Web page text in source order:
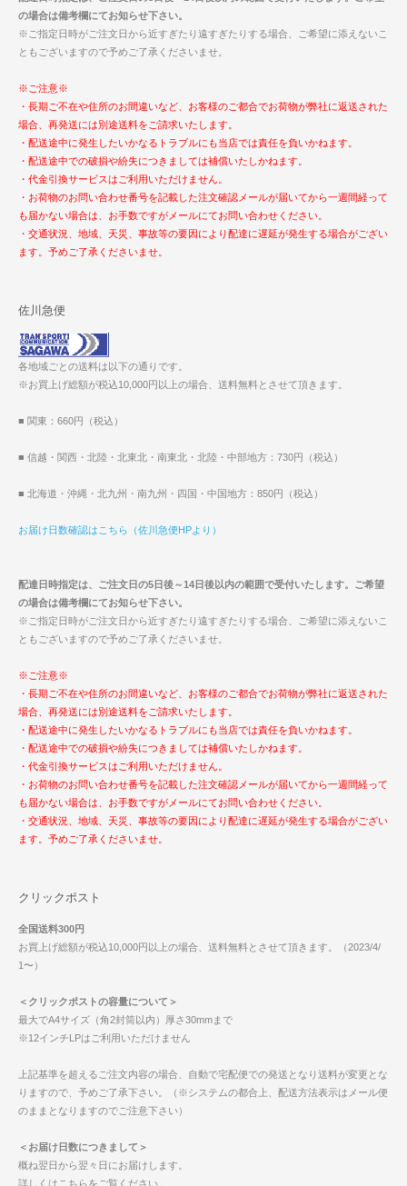
の場合は備考欄にてお知らせ下さい。
※ご指定日時がご注文日から近すぎたり遠すぎたりする場合、ご希望に添えないこ
ともございますので予めご了承くださいませ。
※ご注意※
・長期ご不在や住所のお間違いなど、お客様のご都合でお荷物が弊社に返送された
場合、再発送には別途送料をご請求いたします。
・配送途中に発生したいかなるトラブルにも当店では責任を負いかねます。
・配送途中での破損や紛失につきましては補償いたしかねます。
・代金引換サービスはご利用いただけません。
・お荷物のお問い合わせ番号を記載した注文確認メールが届いてから一週間経って
も届かない場合は、お手数ですがメールにてお問い合わせください。
・交通状況、地域、天災、事故等の要因により配達に遅延が発生する場合がござい
ます。予めご了承くださいませ。
佐川急便
各地域ごとの送料は以下の通りです。
※お買上げ総額が税込10,000円以上の場合、送料無料とさせて頂きます。
■ 関東：660円（税込）
■ 信越・関西・北陸・北東北・南東北・北陸・中部地方：730円（税込）
■ 北海道・沖縄・北九州・南九州・四国・中国地方：850円（税込）
お届け日数確認はこちら（佐川急便HPより）
配達日時指定は、ご注文日の5日後～14日後以内の範囲で受付いたします。ご希望
の場合は備考欄にてお知らせ下さい。
※ご指定日時がご注文日から近すぎたり遠すぎたりする場合、ご希望に添えないこ
ともございますので予めご了承くださいませ。
※ご注意※
・長期ご不在や住所のお間違いなど、お客様のご都合でお荷物が弊社に返送された
場合、再発送には別途送料をご請求いたします。
・配送途中に発生したいかなるトラブルにも当店では責任を負いかねます。
・配送途中での破損や紛失につきましては補償いたしかねます。
・代金引換サービスはご利用いただけません。
・お荷物のお問い合わせ番号を記載した注文確認メールが届いてから一週間経って
も届かない場合は、お手数ですがメールにてお問い合わせください。
・交通状況、地域、天災、事故等の要因により配達に遅延が発生する場合がござい
ます。予めご了承くださいませ。
クリックポスト
全国送料300円
お買上げ総額が税込10,000円以上の場合、送料無料とさせて頂きます。（2023/4/
1〜）
＜クリックポストの容量について＞
最大でA4サイズ（角2封筒以内）厚さ30mmまで
※12インチLPはご利用いただけません
上記基準を超えるご注文内容の場合、自動で宅配便での発送となり送料が変更とな
りますので、予めご了承下さい。（※システムの都合上、配送方法表示はメール便
のままとなりますのでご注意下さい）
＜お届け日数につきまして＞
概ね翌日から翌々日にお届けします。
詳しくはこちらをご覧ください。